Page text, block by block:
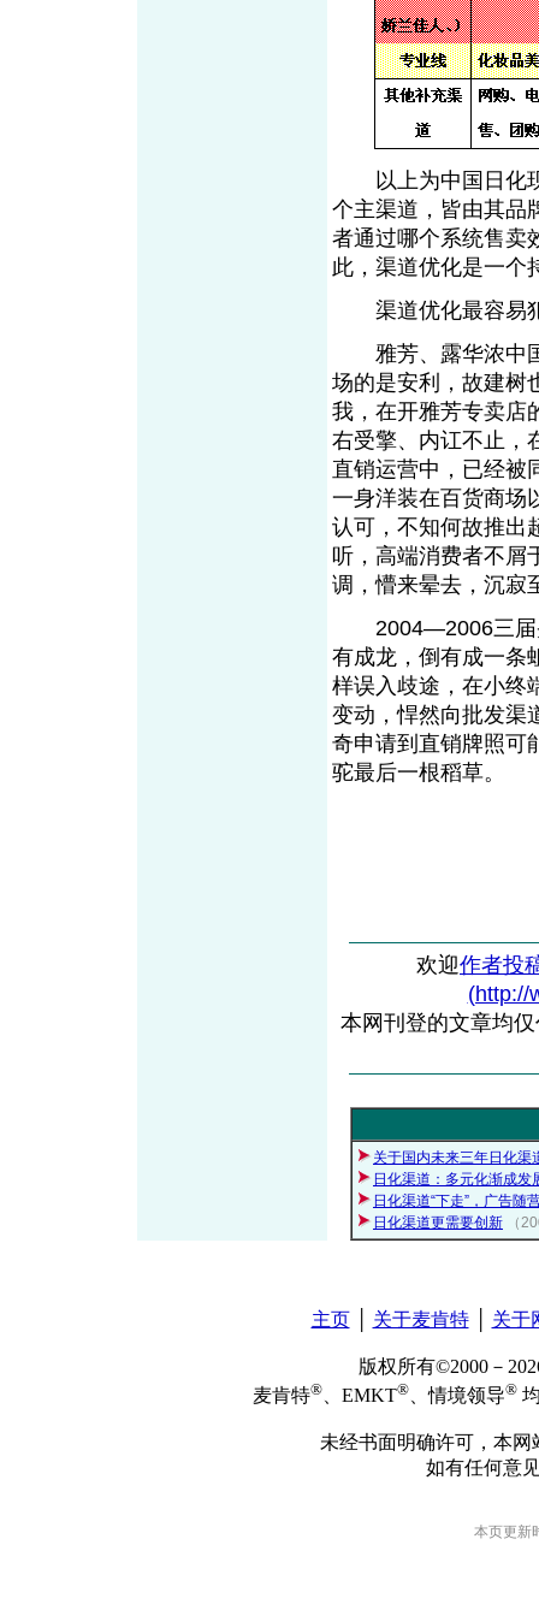
以上为中国日化现
个主渠道，皆由其品
者通过哪个系统售卖
此，渠道优化是一个
渠道优化最容易犯
雅芳、露华浓中国
场的是安利，故建树
我，在开雅芳专卖店
右受擎、内讧不止，
直销运营中，已经被
一身洋装在百货商场
认可，不知何故推出
听，高端消费者不屑
调，懵来晕去，沉寂
2004—2006三届央
有成龙，倒有成一条
样误入歧途，在小终
变动，悍然向批发渠
奇申请到直销牌照可
驼最后一根稻草
欢迎作者投
(http://
本网刊登的文章均
关于国内未来三年日化渠
日化渠道：多元化渐成发
日化渠道“下走”，广告随
日化渠道更需要创新
（
主页│ 关于麦肯特│ 关于
版权所有©2000－
麦肯特® 、EMKT® 、情境领导®
未经书面明确许可，本
如有任何意
本页更新